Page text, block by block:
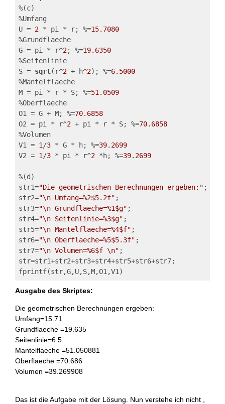
%(c)
%Umfang
U = 2 * pi * r; %=15.7080
%Grundflaeche
G = pi * r^2; %=19.6350
%Seitenlinie
S = sqrt(r^2 + h^2); %=6.5000
%Mantelflaeche
M = pi * r * S; %=51.0509
%Oberflaeche
O1 = G + M; %=70.6858
O2 = pi * r^2 + pi * r * S; %=70.6858
%Volumen
V1 = 1 /3 * G * h; %=39.2699
V2 = 1 /3 * pi * r^2 *h; %=39.2699
%(d)
str1="Die geometrischen Berechnungen ergeben:" ;
str2="\n Umfang=%2$5.2f" ;
str3="\n Grundflaeche=%1$g" ;
str4="\n Seitenlinie=%3$g" ;
str5="\n Mantelflaeche=%4$f" ;
str6="\n Oberflaeche=%5$5.3f" ;
str7="\n Volumen=%6$f \n" ;
str=str1+str2+str3+str4+str5+str6+str7;
fprintf(str,G,U,S,M,O1,V1)
Ausgabe des Skriptes:
Die geometrischen Berechnungen ergeben:
Umfang=15.71
Grundflaeche =19.635
Seitenlinie=6.5
Mantelflaeche =51.050881
Oberflaeche =70.686
Volumen =39.269908
Das ist die Aufgabe mit der Lösung. Nun verstehe ich nicht ,